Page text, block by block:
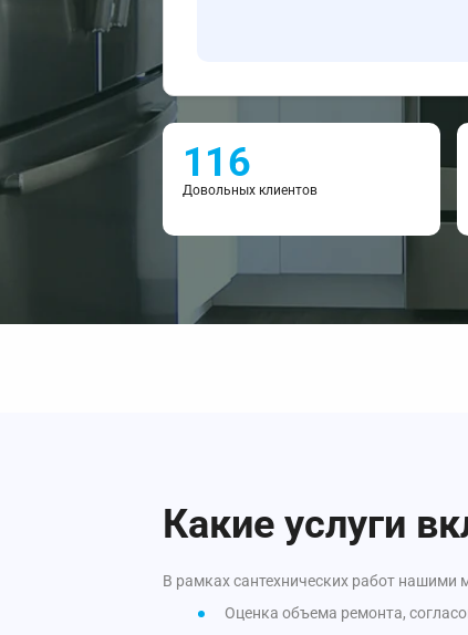
116
Довольных клиентов
Какие услуги
В рамках сантехнических работ нашими
Оценка объема ремонта,